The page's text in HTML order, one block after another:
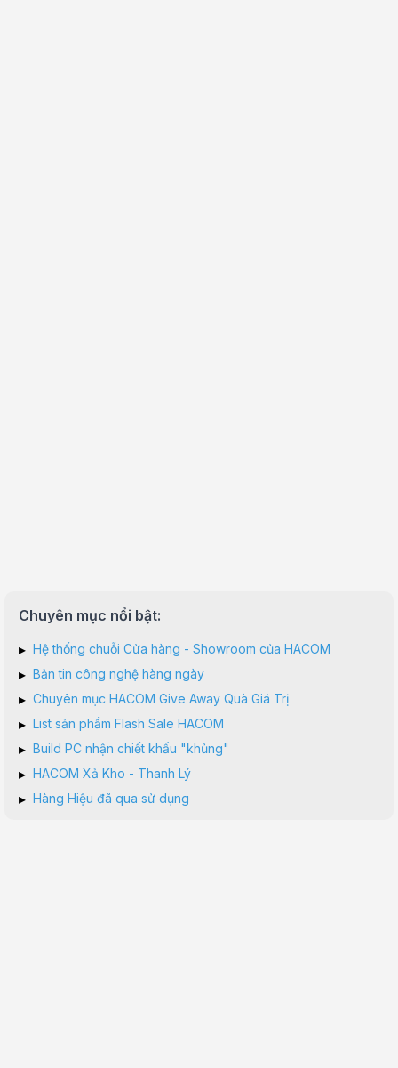
Chuyên mục nổi bật:
▸ Hệ thống chuỗi Cửa hàng - Showroom của HACOM
▸ Bản tin công nghệ hàng ngày
▸ Chuyên mục HACOM Give Away Quà Giá Trị
▸ List sản phẩm Flash Sale HACOM
▸ Build PC nhận chiết khấu "khủng"
▸ HACOM Xả Kho - Thanh Lý
▸ Hàng Hiệu đã qua sử dụng